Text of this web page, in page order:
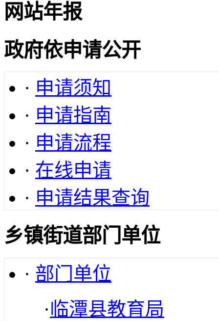
网站年报
政府依申请公开
· 申请须知
· 申请指南
· 申请流程
· 在线申请
· 申请结果查询
乡镇街道部门单位
· 部门单位
·临潭县教育局